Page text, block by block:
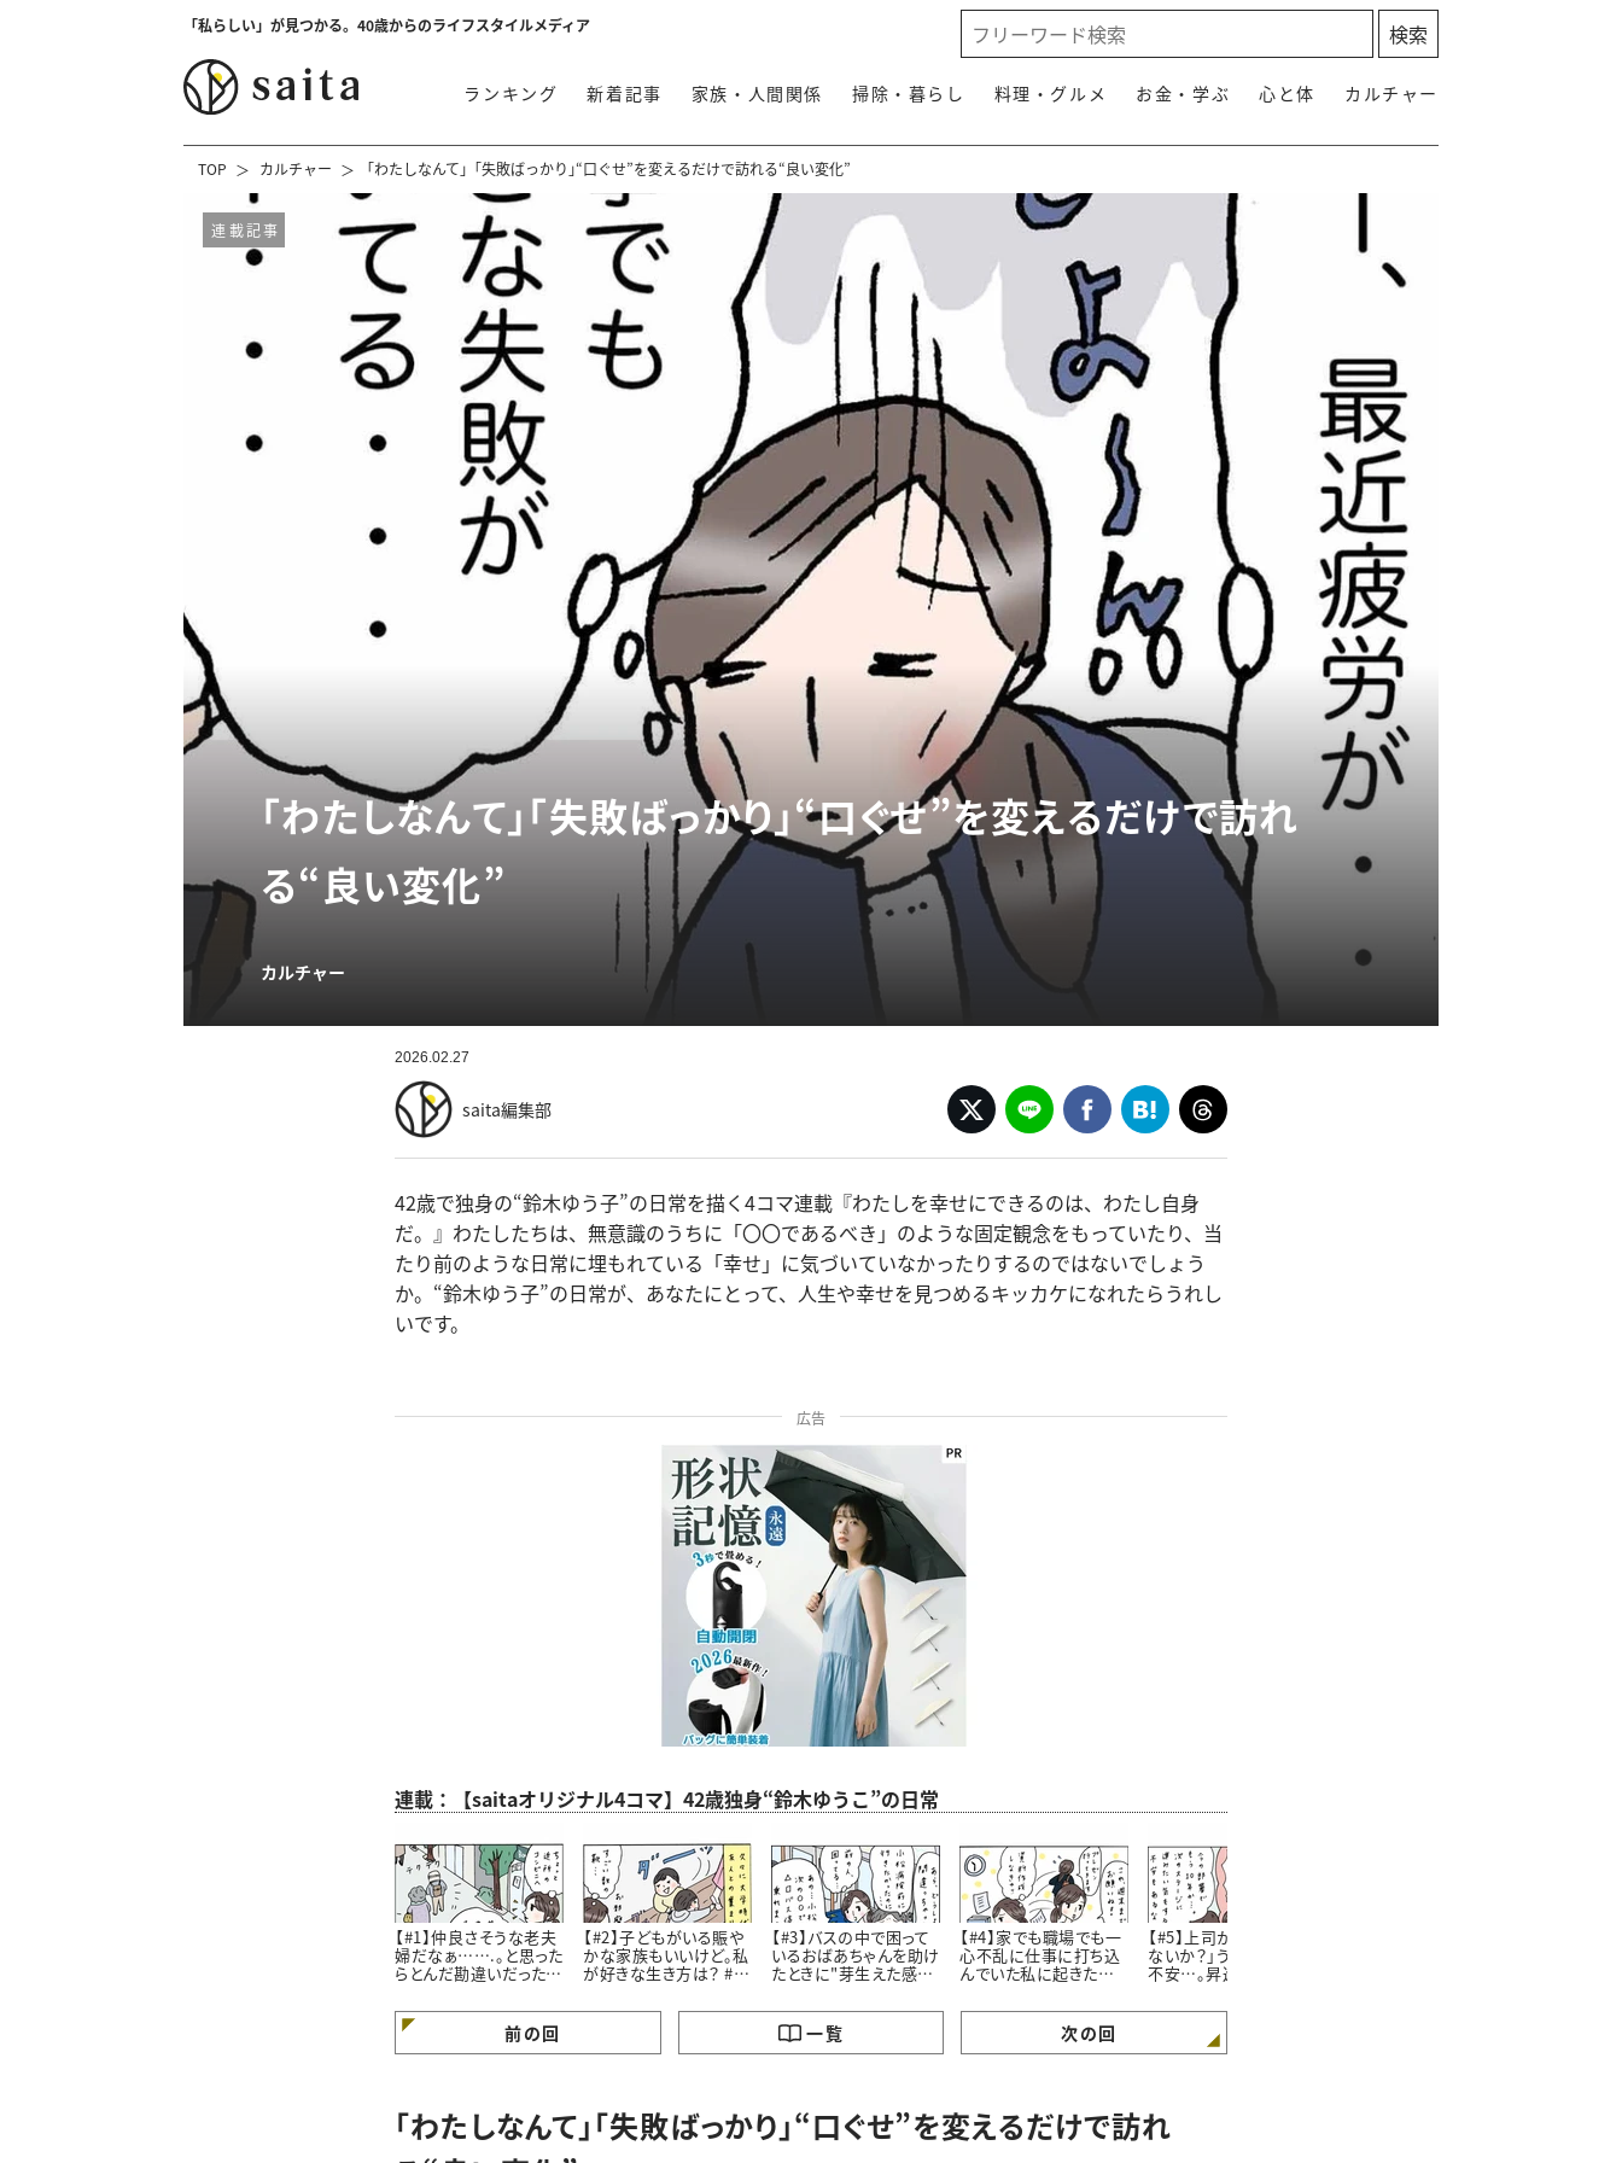
「私らしい」が見つかる。40歳からのライフスタイルメディア
ランキング 新着記事 家族・人間関係 掃除・暮らし 料理・グルメ お金・学ぶ 心と体 カルチャー
TOP カルチャー 「わたしなんて」｢失敗ばっかり｣“口ぐせ”を変えるだけで訪れる“良い変化”
連載記事
「わたしなんて」｢失敗ばっかり｣“口ぐせ”を変えるだけで訪れ
る“良い変化”
カルチャー
2026.02.27
saita編集部
42歳で独身の“鈴木ゆう子”の日常を描く4コマ連載『わたしを幸せにできるのは、わたし自身
だ。』わたしたちは、無意識のうちに「〇〇であるべき」のような固定観念をもっていたり、当
たり前のような日常に埋もれている「幸せ」に気づいていなかったりするのではないでしょう
か。“鈴木ゆう子”の日常が、あなたにとって、人生や幸せを見つめるキッカケになれたらうれし
いです。
広告
連載：【saitaオリジナル4コマ】42歳独身“鈴木ゆうこ”の日常
【#1】仲良さそうな老夫
婦だなぁ…….。と思った
らとんだ勘違いだったお
【#2】子どもがいる賑や
かな家族もいいけど。私
が好きな生き方は？ #4
【#3】バスの中で困って
いるおばあちゃんを助け
たときに"芽生えた感
【#4】家でも職場でも一
心不乱に仕事に打ち込
んでいた私に起きた悲
う子”の日常
【#5】上司から「昇進し
ないか？」うれしいけど
不安…。昇進するか悩む
できまったワケ＜4コマ
前の回 一覧 次の回
「わたしなんて」｢失敗ばっかり｣“口ぐせ”を変えるだけで訪れ